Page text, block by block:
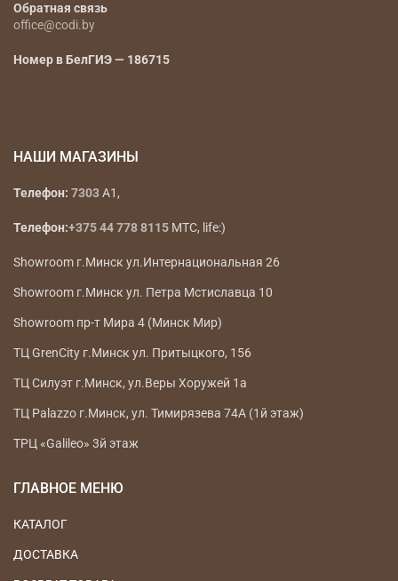
Обратная связь
office@codi.by
Номер в БелГИЭ — 186715
НАШИ МАГАЗИНЫ
Телефон: 7303A1,
Телефон:+375 44 778 8115 МТС, life:)
Showroom г.Минск ул.Интернациональная 26
Showroom г.Минск ул. Петра Мстиславца 10
Showroom пр-т Мира 4 (Минск Мир)
ТЦ GrenCity г.Минск ул. Притыцкого, 156
ТЦ Силуэт г.Минск, ул.Веры Хоружей 1а
ТЦ Palazzo г.Минск, ул. Тимирязева 74А (1й этаж)
ТРЦ «Galileo» 3й этаж
ГЛАВНОЕ МЕНЮ
КАТАЛОГ
ДОСТАВКА